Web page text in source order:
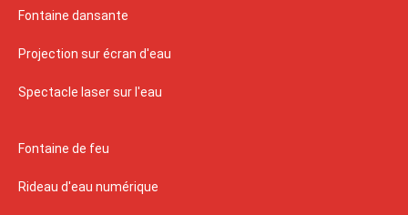
Fontaine dansante
Projection sur écran d'eau
Spectacle laser sur l'eau
Fontaine de feu
Rideau d'eau numérique